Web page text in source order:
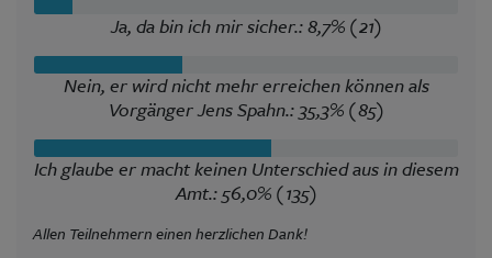
Ja, da bin ich mir sicher.: 8,7% (21)
Nein, er wird nicht mehr erreichen können als
Vorgänger Jens Spahn.: 35,3% (85)
Ich glaube er macht keinen Unterschied aus in diesem
Amt.: 56,0% (135)
Allen Teilnehmern einen herzlichen Dank!